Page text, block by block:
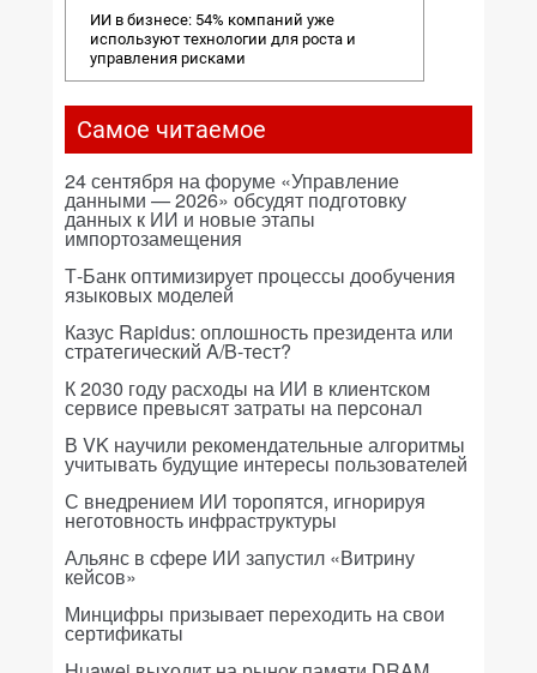
ИИ в бизнесе: 54% компаний уже
используют технологии для роста и
управления рисками
Самое читаемое
24 сентября на форуме «Управление
данными — 2026» обсудят подготовку
данных к ИИ и новые этапы
импортозамещения
Т-Банк оптимизирует процессы дообучения
языковых моделей
Казус Rapidus: оплошность президента или
стратегический A/B-тест?
К 2030 году расходы на ИИ в клиентском
сервисе превысят затраты на персонал
В VK научили рекомендательные алгоритмы
учитывать будущие интересы пользователей
С внедрением ИИ торопятся, игнорируя
неготовность инфраструктуры
Альянс в сфере ИИ запустил «Витрину
кейсов»
Минцифры призывает переходить на свои
сертификаты